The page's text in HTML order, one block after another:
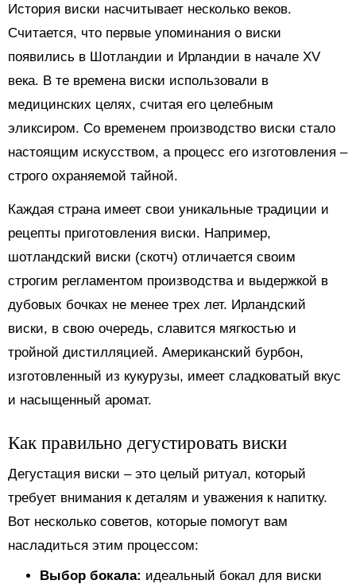
История виски насчитывает несколько веков.
Считается, что первые упоминания о виски
появились в Шотландии и Ирландии в начале XV
века. В те времена виски использовали в
медицинских целях, считая его целебным
эликсиром. Со временем производство виски стало
настоящим искусством, а процесс его изготовления –
строго охраняемой тайной.
Каждая страна имеет свои уникальные традиции и
рецепты приготовления виски. Например,
шотландский виски (скотч) отличается своим
строгим регламентом производства и выдержкой в
дубовых бочках не менее трех лет. Ирландский
виски, в свою очередь, славится мягкостью и
тройной дистилляцией. Американский бурбон,
изготовленный из кукурузы, имеет сладковатый вкус
и насыщенный аромат.
Как правильно дегустировать виски
Дегустация виски – это целый ритуал, который
требует внимания к деталям и уважения к напитку.
Вот несколько советов, которые помогут вам
насладиться этим процессом:
Выбор бокала: идеальный бокал для виски